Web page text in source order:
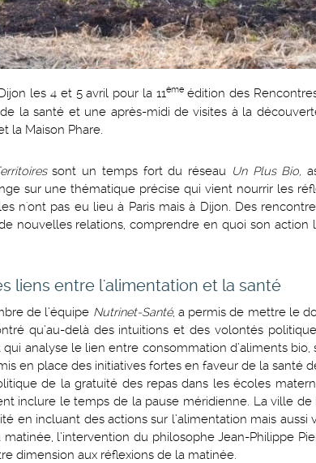
les 4 et 5 avril pour la 11èmeédition des
la santé et une après-midi de visites à la
la Maison Phare.
sont un temps fort du réseau Un Plus Bio,
sur une thématique précise qui vient nourrir les
n'ont pas eu lieu à Paris mais à Dijon. Des
nouvelles relations, comprendre en quoi son action
liens entre l'alimentation et la santé
de l’équipe Nutrinet-Santé, a permis de mettre le
qu’au-delà des intuitions et des volontés
analyse le lien entre consommation d’aliments
en place des initiatives fortes en faveur de la santé
de la gratuité des repas dans les écoles
inclure le temps de la pause méridienne. La ville de
en incluant des actions sur l’alimentation mais aussi
l’intervention du philosophe Jean-Philippe
dimension aux réflexions de la matinée.